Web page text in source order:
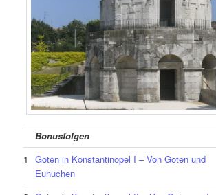
Bonusfolgen
1
Goten in Konstantinopel I – Von Goten und
Eunuchen